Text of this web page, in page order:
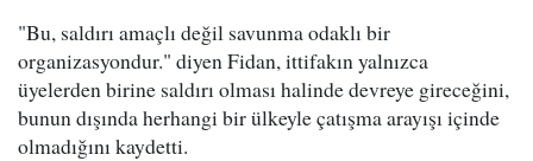
"Bu, saldırı amaçlı değil savunma odaklı bir
organizasyondur." diyen Fidan, ittifakın yalnızca
üyelerden birine saldırı olması halinde devreye gireceğini,
bunun dışında herhangi bir ülkeyle çatışma arayışı içinde
olmadığını kaydetti.